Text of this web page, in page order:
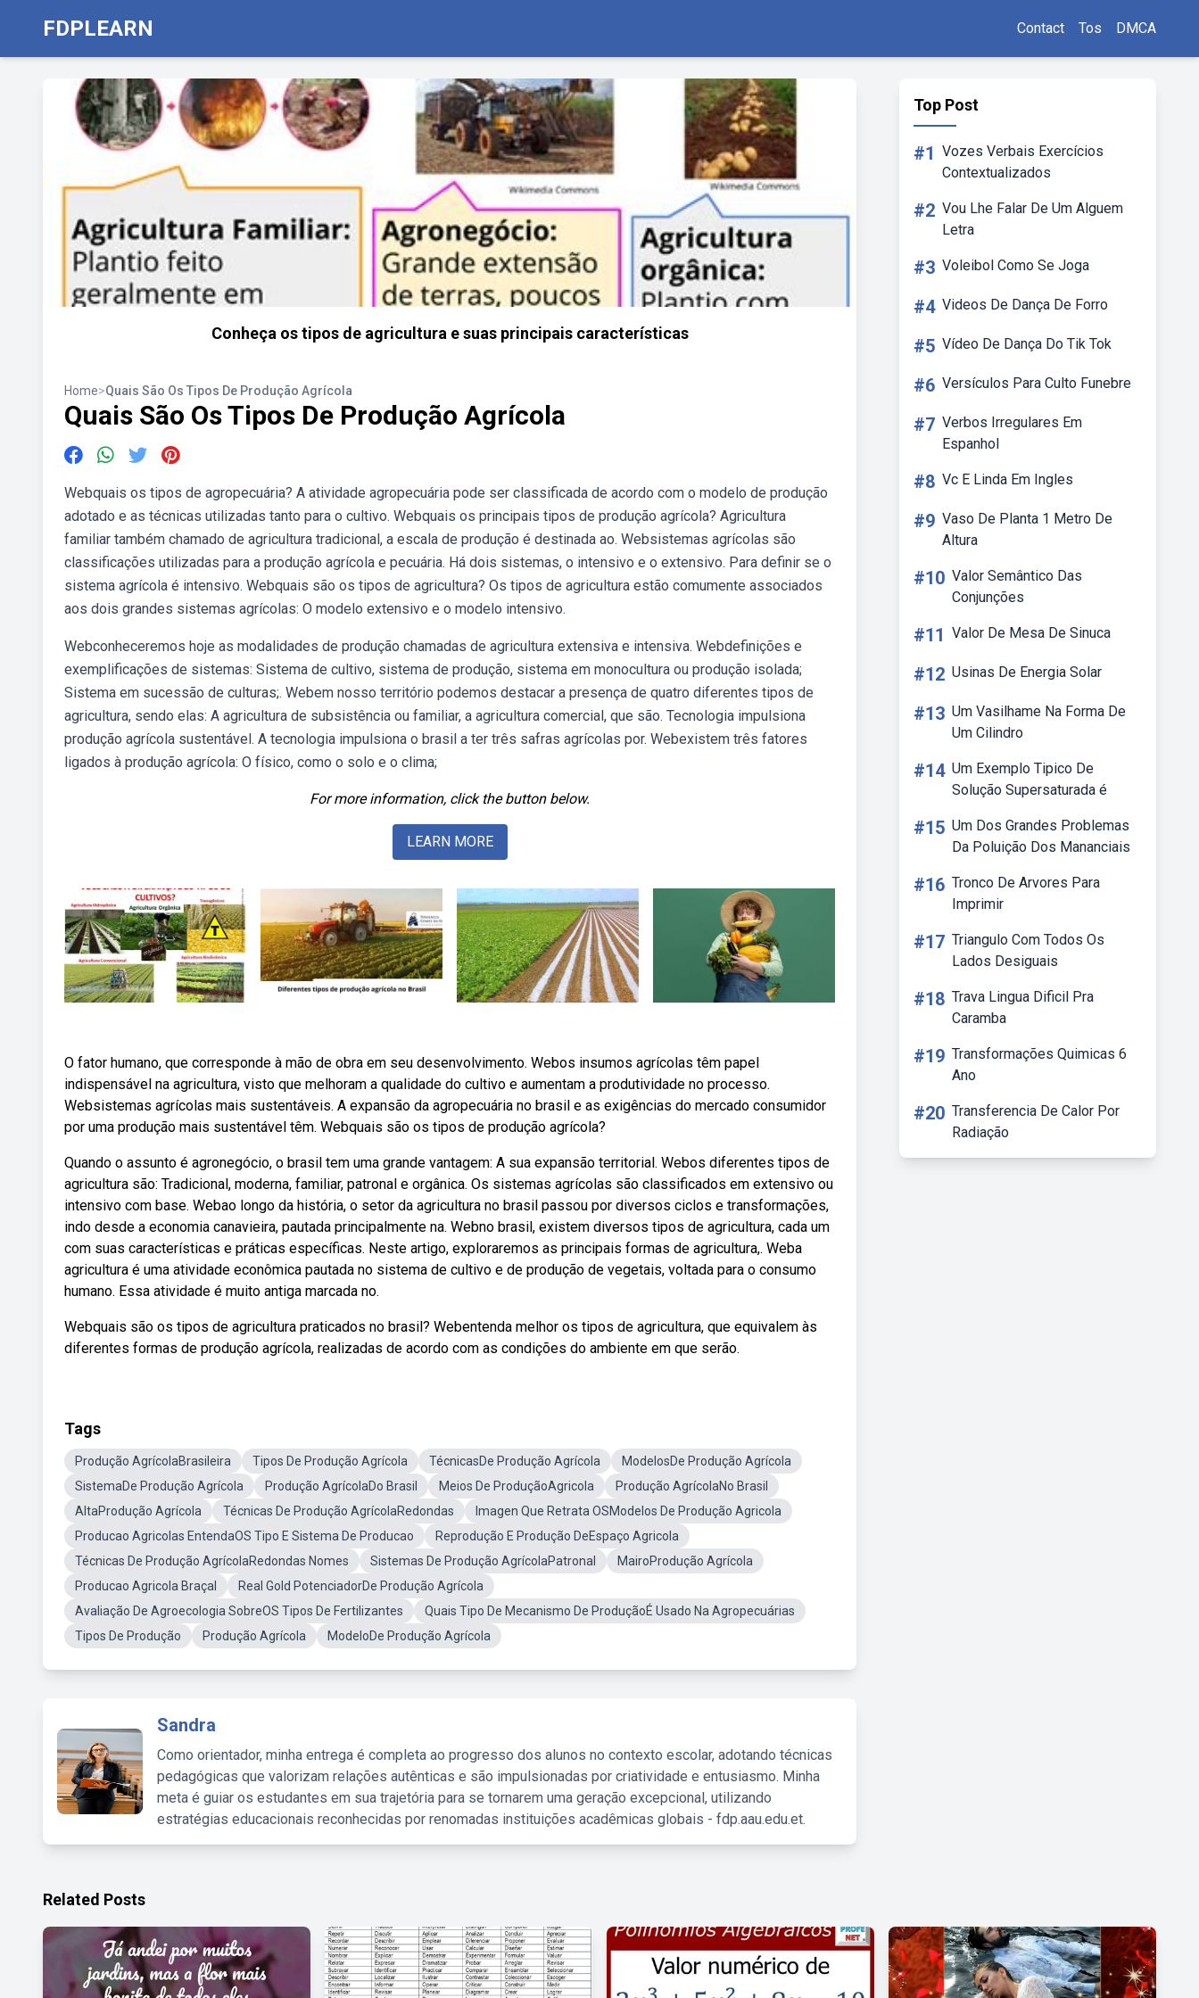
FDPLEARN Contact Tos DMCA
Conheça os tipos de agricultura e suas principais características
Home>Quais São Os Tipos De Produção Agrícola
Quais São Os Tipos De Produção Agrícola
Webquais os tipos de agropecuária? A atividade agropecuária pode ser classificada de acordo com o modelo de produção
adotado e as técnicas utilizadas tanto para o cultivo. Webquais os principais tipos de produção agrícola? Agricultura
familiar também chamado de agricultura tradicional, a escala de produção é destinada ao. Websistemas agrícolas são
classificações utilizadas para a produção agrícola e pecuária. Há dois sistemas, o intensivo e o extensivo. Para definir se o
sistema agrícola é intensivo. Webquais são os tipos de agricultura? Os tipos de agricultura estão comumente associados
aos dois grandes sistemas agrícolas: O modelo extensivo e o modelo intensivo.
Webconheceremos hoje as modalidades de produção chamadas de agricultura extensiva e intensiva. Webdefinições e
exemplificações de sistemas: Sistema de cultivo, sistema de produção, sistema em monocultura ou produção isolada;
Sistema em sucessão de culturas;. Webem nosso território podemos destacar a presença de quatro diferentes tipos de
agricultura, sendo elas: A agricultura de subsistência ou familiar, a agricultura comercial, que são. Tecnologia impulsiona
produção agrícola sustentável. A tecnologia impulsiona o brasil a ter três safras agrícolas por. Webexistem três fatores
ligados à produção agrícola: O físico, como o solo e o clima;
For more information, click the button below.
LEARN MORE
O fator humano, que corresponde à mão de obra em seu desenvolvimento. Webos insumos agrícolas têm papel
indispensável na agricultura, visto que melhoram a qualidade do cultivo e aumentam a produtividade no processo.
Websistemas agrícolas mais sustentáveis. A expansão da agropecuária no brasil e as exigências do mercado consumidor
por uma produção mais sustentável têm. Webquais são os tipos de produção agrícola?
Quando o assunto é agronegócio, o brasil tem uma grande vantagem: A sua expansão territorial. Webos diferentes tipos de
agricultura são: Tradicional, moderna, familiar, patronal e orgânica. Os sistemas agrícolas são classificados em extensivo ou
intensivo com base. Webao longo da história, o setor da agricultura no brasil passou por diversos ciclos e transformações,
indo desde a economia canavieira, pautada principalmente na. Webno brasil, existem diversos tipos de agricultura, cada um
com suas características e práticas específicas. Neste artigo, exploraremos as principais formas de agricultura,. Weba
agricultura é uma atividade econômica pautada no sistema de cultivo e de produção de vegetais, voltada para o consumo
humano. Essa atividade é muito antiga marcada no.
Webquais são os tipos de agricultura praticados no brasil? Webentenda melhor os tipos de agricultura, que equivalem às
diferentes formas de produção agrícola, realizadas de acordo com as condições do ambiente em que serão.
Tags
Produção AgrícolaBrasileira Tipos De Produção Agrícola TécnicasDe Produção Agrícola
ModelosDe Produção Agrícola
SistemaDe Produção Agrícola
Produção AgrícolaDo Brasil Meios De ProduçãoAgricola
Produção AgrícolaNo Brasil
AltaProdução Agrícola
Técnicas De Produção AgrícolaRedondas
Imagen Que Retrata OSModelos De Produção Agricola
Producao Agricolas EntendaOS Tipo E Sistema De Producao
Reprodução E Produção DeEspaço Agricola
Técnicas De Produção AgrícolaRedondas Nomes
Sistemas De Produção AgrícolaPatronal
MairoProdução Agrícola
Producao Agricola Braçal
Real Gold PotenciadorDe Produção Agrícola
Avaliação De Agroecologia SobreOS Tipos De Fertilizantes
Quais Tipo De Mecanismo De ProduçãoÉ Usado Na Agropecuárias
Tipos De Produção
Produção Agrícola ModeloDe Produção Agrícola
Sandra
Como orientador, minha entrega é completa ao progresso dos alunos no contexto escolar, adotando técnicas
pedagógicas que valorizam relações autênticas e são impulsionadas por criatividade e entusiasmo. Minha
meta é guiar os estudantes em sua trajetória para se tornarem uma geração excepcional, utilizando
estratégias educacionais reconhecidas por renomadas instituições acadêmicas globais - fdp.aau.edu.et.
Top Post
#1 Vozes Verbais Exercícios
Contextualizados
#2 Vou Lhe Falar De Um Alguem
Letra
#3 Voleibol Como Se Joga
#4 Videos De Dança De Forro
#5 Vídeo De Dança Do Tik Tok
#6 Versículos Para Culto Funebre
#7 Verbos Irregulares Em
Espanhol
#8 Vc E Linda Em Ingles
#9 Vaso De Planta 1 Metro De
Altura
#10 Valor Semântico Das
Conjunções
#11 Valor De Mesa De Sinuca
#12 Usinas De Energia Solar
#13 Um Vasilhame Na Forma De
Um Cilindro
#14 Um Exemplo Tipico De
Solução Supersaturada é
#15 Um Dos Grandes Problemas
Da Poluição Dos Mananciais
#16 Tronco De Arvores Para
Imprimir
#17 Triangulo Com Todos Os
Lados Desiguais
#18 Trava Lingua Dificil Pra
Caramba
#19 Transformações Quimicas 6
Ano
#20 Transferencia De Calor Por
Radiação
Related Posts